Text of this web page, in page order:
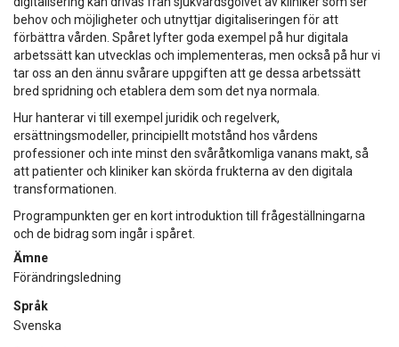
behov och möjligheter och utnyttjar digitaliseringen för att
förbättra vården. Spåret lyfter goda exempel på hur digitala
arbetssätt kan utvecklas och implementeras, men också på hur vi
tar oss an den ännu svårare uppgiften att ge dessa arbetssätt
bred spridning och etablera dem som det nya normala.
Hur hanterar vi till exempel juridik och regelverk,
ersättningsmodeller, principiellt motstånd hos vårdens
professioner och inte minst den svåråtkomliga vanans makt, så
att patienter och kliniker kan skörda frukterna av den digitala
transformationen.
Programpunkten ger en kort introduktion till frågeställningarna
och de bidrag som ingår i spåret.
Ämne
Förändringsledning
Språk
Svenska